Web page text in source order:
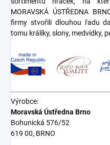
MORAVSKÁ ÚSTŘEDNA
firmy stvořili dlouhou řadu
tomu králíky, slony, medvídky,
Výrobce:
Moravská Ústředna Brno
Bohunická 576/52
619 00, BRNO